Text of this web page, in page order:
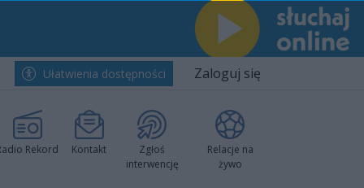
Ułatwienia dostępności Zaloguj się
Rekord Kontakt
Zgłoś
interwencję
Relacje na
żywo